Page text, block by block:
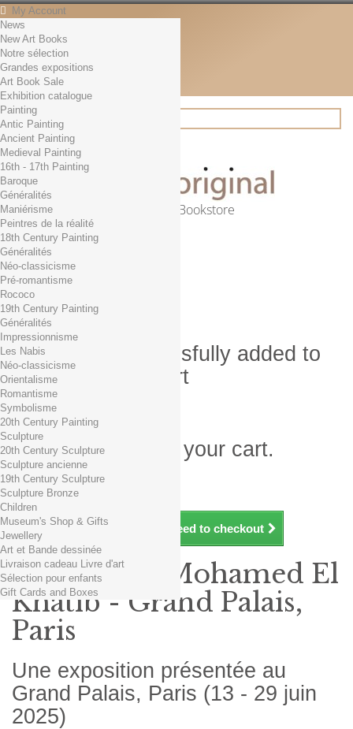
My Account
Contact
English
English
Français
News
Search
Online Art Bookstore
Cart (empty)
No products
Free shipping!
0,00 € Total
Check out
Product successfully added to
your shopping cart
Quantity
Total
There is 1 item in your cart.
Total products (tax incl.)
Total shipping TTC
Total (tax incl.)
Continue shopping Proceed to checkout
News
New Art Books
Notre sélection
Grandes expositions
Art Book Sale
Exhibition catalogue
Painting
Antic Painting
Ancient Painting
Medieval Painting
16th - 17th Painting
Baroque
Généralités
Maniérisme
Peintres de la réalité
18th Century Painting
Généralités
Néo-classicisme
Pré-romantisme
Rococo
19th Century Painting
Généralités
Impressionnisme
Les Nabis
Néo-classicisme
Orientalisme
Romantisme
Symbolisme
20th Century Painting
Sculpture
20th Century Sculpture
Sculpture ancienne
19th Century Sculpture
Sculpture Bronze
Children
Museum's Shop & Gifts
Jewellery
Art et Bande dessinée
Livraison cadeau Livre d'art
Sélection pour enfants
Gift Cards and Boxes
Exposition Mohamed El
Khatib - Grand Palais,
Paris
Une exposition présentée au
Grand Palais, Paris (13 - 29 juin
2025)